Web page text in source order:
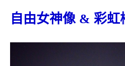
自由女神像 & 彩虹